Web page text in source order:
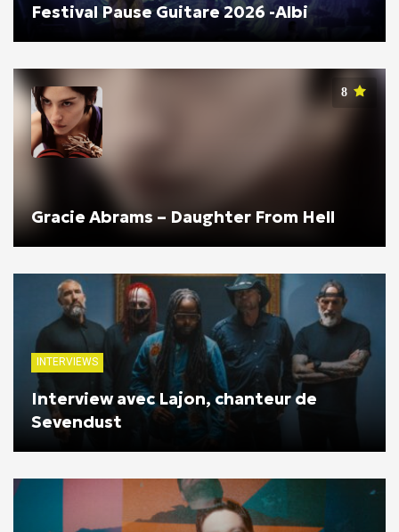
Festival Pause Guitare 2026 -Albi
8
Gracie Abrams – Daughter From Hell
INTERVIEWS
Interview avec Lajon, chanteur de
Sevendust